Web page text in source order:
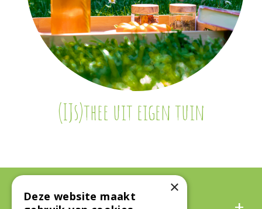
(IJs)thee uit eigen tuin
×
Deze website maakt